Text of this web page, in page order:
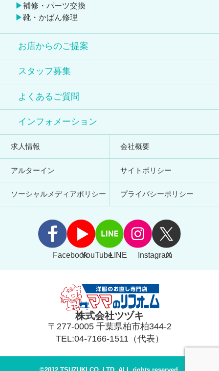
補修・パーツ交換
靴・かばん修理
お店からのご提案
スタッフ募集
よくあるご質問
インフォメーション
求人情報 会社概要
アルターイン サイトポリシー
ソーシャルメディアポリシー プライバシーポリシー
FacebookYouTubeLINE Instagram
X
株式会社ツヅキ
〒277-0005 千葉県柏市柏344-2
TEL:04-7166-1511（代表）